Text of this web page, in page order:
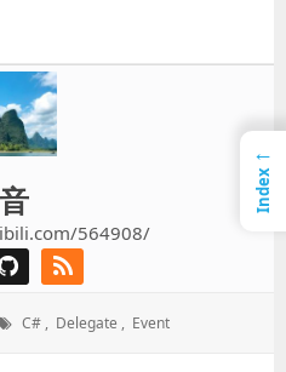
564908/
标
C# , Delegate , Event
←
Index